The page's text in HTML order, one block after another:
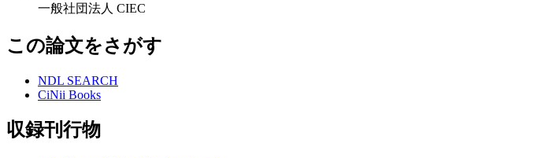
一般社団法人 CIEC
この論文をさがす
NDL SEARCH
CiNii Books
収録刊行物